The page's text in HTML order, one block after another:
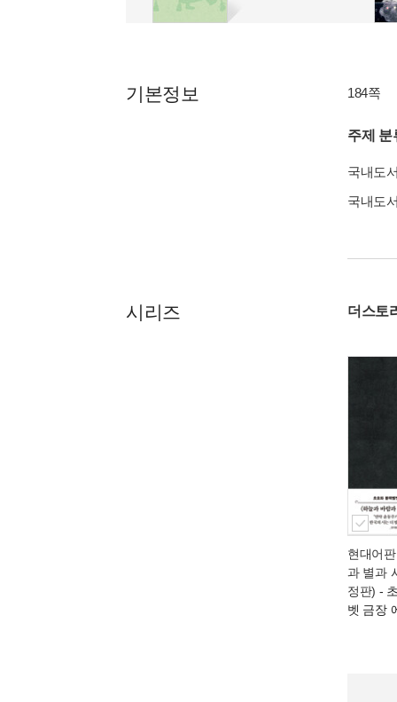
기본정보 184쪽
주제 분
국내도
국내도
시리즈 더스토
현대어
과 별과
정판) -
벳 금장